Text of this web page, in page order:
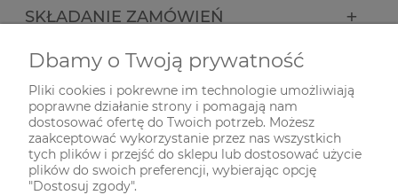
SKŁADANIE ZAMÓWIEŃ
INFORMACJE
ODWIEDŹ NAS NA
Dbamy o Twoją prywatność
Pliki cookies i pokrewne im technologie umożliwiają
poprawne działanie strony i pomagają nam
dostosować ofertę do Twoich potrzeb. Możesz
zaakceptować wykorzystanie przez nas wszystkich
tych plików i przejść do sklepu lub dostosować użycie
plików do swoich preferencji, wybierając opcję
"Dostosuj zgody".